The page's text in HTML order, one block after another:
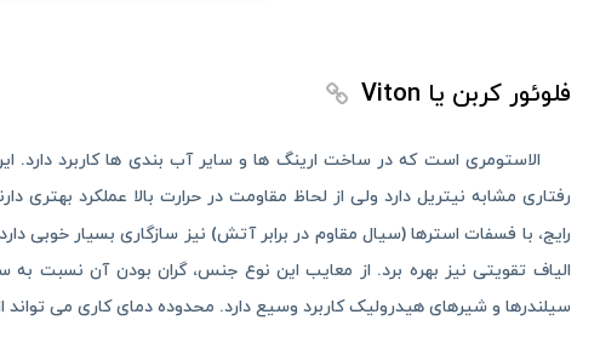
فلوئور کربن یا Viton
الاستومری است که در ساخت ارینگ ها و سایر آب بندی ها کاربرد
رفتاری مشابه نیتریل دارد ولی از لحاظ مقاومت در حرارت بالا عملکرد بهتری
رایج، با فسفات استرها (سیال مقاوم در برابر آتش) نیز سازگاری بسیار خوبی
الیاف تقویتی نیز بهره برد. از معایب این نوع جنس، گران بودن آن نسبت
سیلندرها و شیرهای هیدرولیک کاربرد وسیع دارد. محدوده دمای کاری می تواند از -25 تا +400 درجه فارنهایت